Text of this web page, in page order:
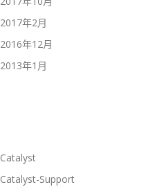
2017年2月
2016年12月
2013年1月
Catalyst
Catalyst-Support